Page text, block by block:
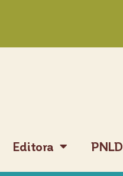
Editora PNLD